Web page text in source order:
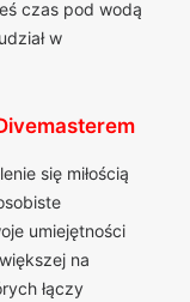
czas pod wodą
w
się miłością
umiejętności
na
łączy